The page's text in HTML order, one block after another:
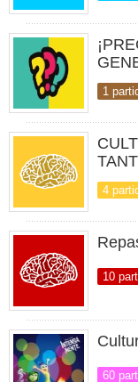
1
4
10
60